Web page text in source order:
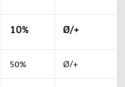
10% Ø/+
50% Ø/+